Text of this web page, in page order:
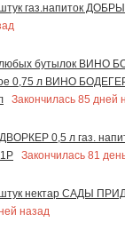
газ.напиток
любых бутылок ВИНО
0,75 л ВИНО
Закончилась 85 дней
0,5 л газ.
Закончилась 81
штук нектар САДЫ
назад